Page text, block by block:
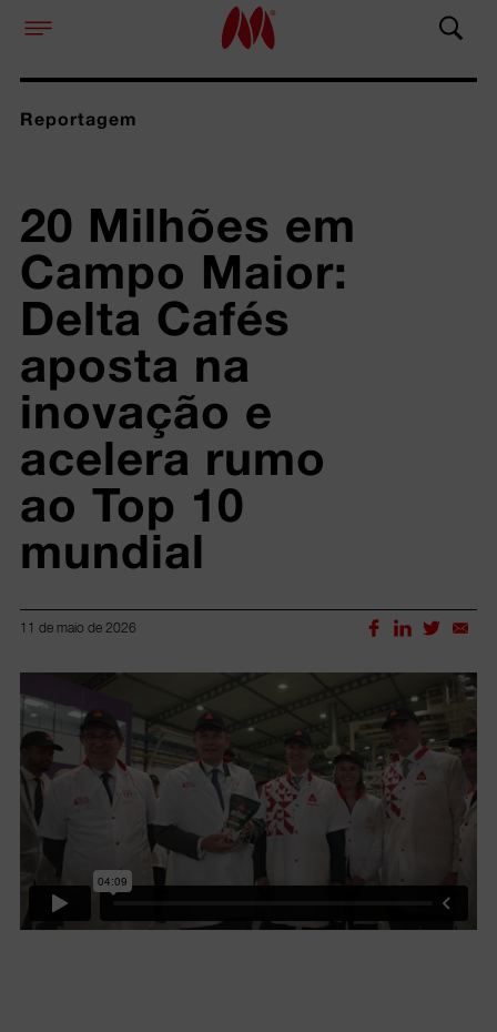
Reportagem
20 Milhões em
Campo Maior:
Delta Cafés
aposta na
inovação e
acelera rumo
ao Top 10
mundial
11 de maio de 2026
Lorem ipsum dolor sit amet, consectetur adipiscing elit.